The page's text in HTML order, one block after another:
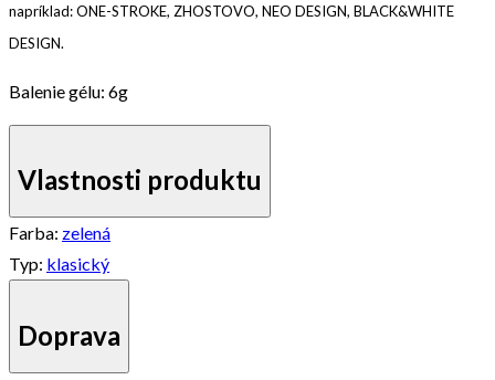
napríklad: ONE-STROKE, ZHOSTOVO, NEO DESIGN, BLACK&WHITE
DESIGN.
Balenie gélu: 6g
Vlastnosti produktu
Farba: zelená
Typ: klasický
Doprava